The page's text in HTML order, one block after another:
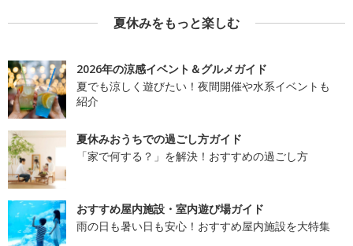
夏休みをもっと楽しむ
2026年の涼感イベント＆グルメガイド
夏でも涼しく遊びたい！夜間開催や水系イベントも
紹介
夏休みおうちでの過ごし方ガイド
「家で何する？」を解決！おすすめの過ごし方
おすすめ屋内施設・室内遊び場ガイド
雨の日も暑い日も安心！おすすめ屋内施設を大特集